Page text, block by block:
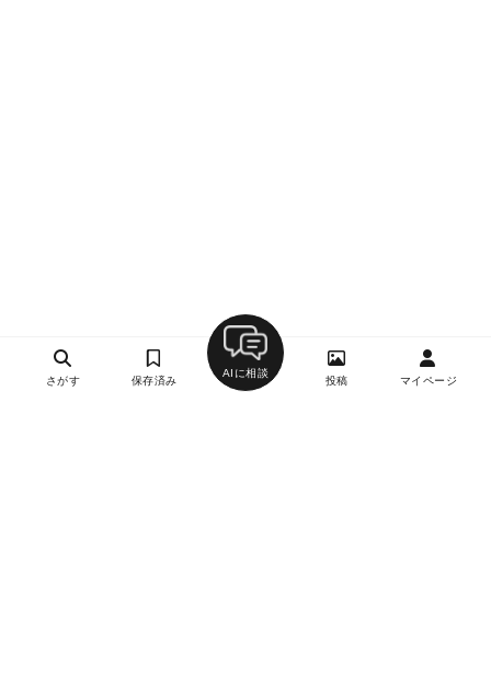
さがす 保存済み
AIに相談
投稿 マイページ